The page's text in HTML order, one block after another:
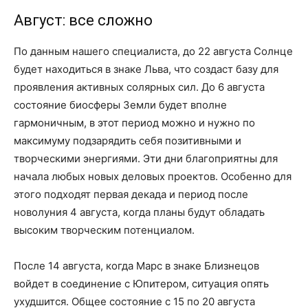
Август: все сложно
По данным нашего специалиста, до 22 августа Солнце
будет находиться в знаке Льва, что создаст базу для
проявления активных солярных сил. До 6 августа
состояние биосферы Земли будет вполне
гармоничным, в этот период можно и нужно по
максимуму подзарядить себя позитивными и
творческими энергиями. Эти дни благоприятны для
начала любых новых деловых проектов. Особенно для
этого подходят первая декада и период после
новолуния 4 августа, когда планы будут обладать
высоким творческим потенциалом.
После 14 августа, когда Марс в знаке Близнецов
войдет в соединение с Юпитером, ситуация опять
ухудшится. Общее состояние с 15 по 20 августа